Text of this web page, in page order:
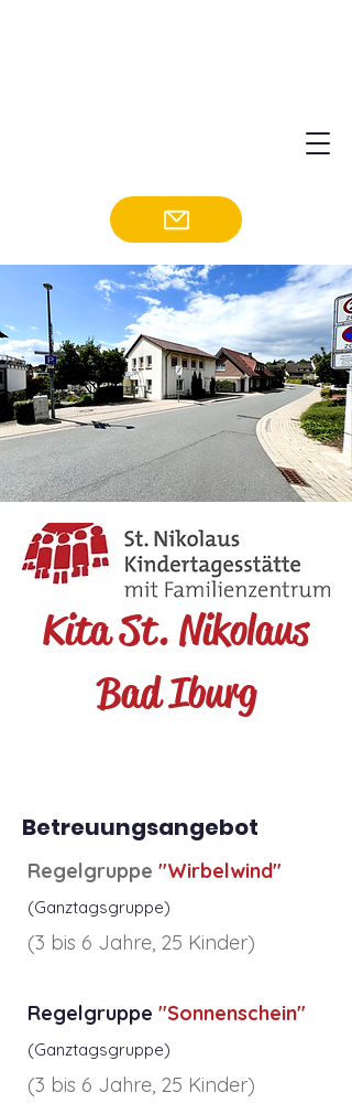
Kita St. Nikolaus
Bad Iburg
Betreuungsangebot
Regelgruppe "Wirbelwind"
(Ganztagsgruppe)
(3 bis 6 Jahre, 25 Kinder)
Regelgruppe "Sonnenschein"
(Ganztagsgruppe)
(3 bis 6 Jahre, 25 Kinder)